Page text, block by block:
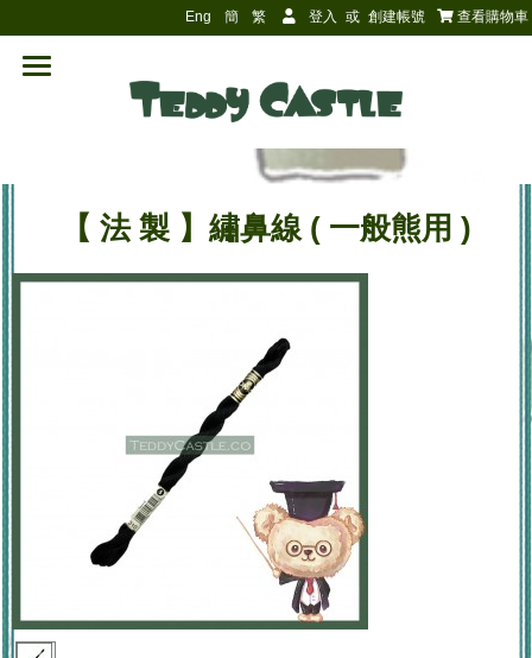
查看購物車
登入 或 創建帳號
Eng 簡 繁
【 法 製 】繡鼻線 ( 一般熊用 )